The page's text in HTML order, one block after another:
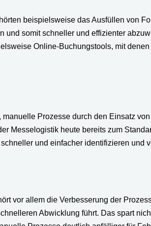
beispielsweise das Ausfüllen von
somit schneller und effizienter
Online-Buchungstools, mit
Prozesse durch den Einsatz
Messelogistik heute bereits zum
und einfacher identifizieren und
vor allem die Verbesserung der
Abwicklung führt. Das spart